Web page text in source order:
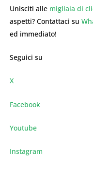
Unisciti alle migliaia di
aspetti? Contattaci su
ed immediato!
Seguici su
X
Facebook
Youtube
Instagram